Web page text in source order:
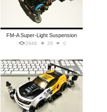
FM-A Super-Light Suspension
2948 28 0